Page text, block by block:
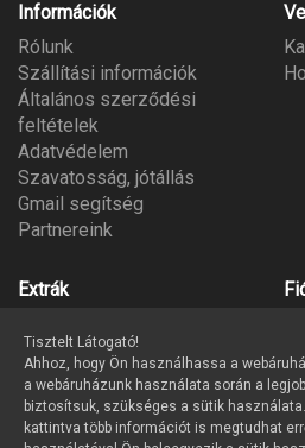
Információk
Rólunk
Szállítási információk
Általános szerződési
feltételek
Adatvédelem
Szavatosság, jótállás
Gmail segítség
Partnereink
Extrák
Ajándék utalvány
Partner program
Tisztelt Látogató!
Ahhoz, hogy Ön használhassa a
a webáruházunk használata során a
biztosítsuk, szükséges a sütik
kattintva több információt is megtudhat